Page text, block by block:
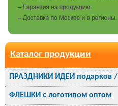
Каталог продукции
ПРАЗДНИКИ ИДЕИ подарков /
ФЛЕШКИ с логотипом оптом